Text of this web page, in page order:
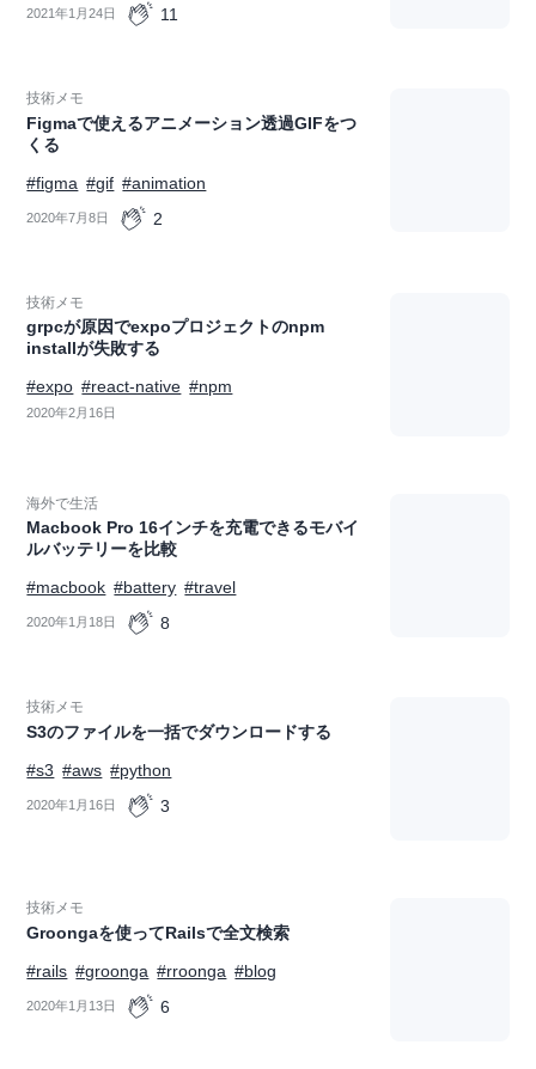
2021年1月24日 11
技術メモ
Figmaで使えるアニメーション透過GIFをつ
くる
#figma #gif #animation
2020年7月8日 2
技術メモ
grpcが原因でexpoプロジェクトのnpm
installが失敗する
#expo #react-native #npm
2020年2月16日
海外で生活
Macbook Pro 16インチを充電できるモバイ
ルバッテリーを比較
#macbook #battery #travel
2020年1月18日 8
技術メモ
S3のファイルを一括でダウンロードする
#s3 #aws #python
2020年1月16日 3
技術メモ
Groongaを使ってRailsで全文検索
#rails #groonga #rroonga #blog
2020年1月13日 6